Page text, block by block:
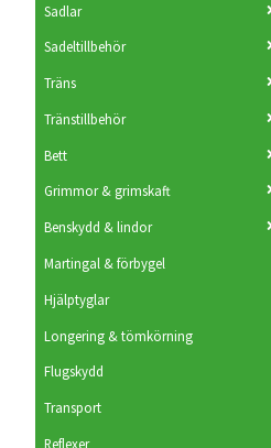
Sadlar
Sadeltillbehör
Träns
Tränstillbehör
Bett
Grimmor & grimskaft
Benskydd & lindor
Martingal & förbygel
Hjälptyglar
Longering & tömkörning
Flugskydd
Transport
Reflexer